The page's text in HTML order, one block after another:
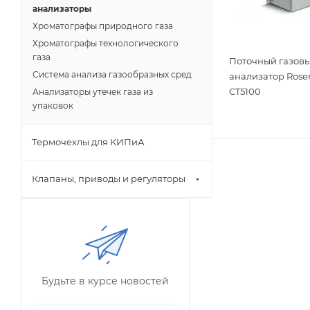
Поточный
анализатор
CT5100
анализаторы
Хроматографы природного газа
Хроматографы технологического
газа
Система анализа газообразных сред
Анализаторы утечек газа из
упаковок
Термочехлы для КИПиА
Клапаны, приводы и регуляторы
Будьте в курсе новостей